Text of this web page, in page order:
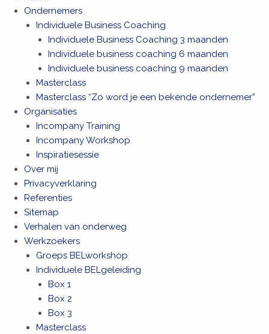
Ondernemers
Individuele Business Coaching
Individuele Business Coaching 3 maanden
Individuele business coaching 6 maanden
Individuele business coaching 9 maanden
Masterclass
Masterclass “Zo word je een bekende ondernemer”
Organisaties
Incompany Training
Incompany Workshop
Inspiratiesessie
Over mij
Privacyverklaring
Referenties
Sitemap
Verhalen van onderweg
Werkzoekers
Groeps BELworkshop
Individuele BELgeleiding
Box 1
Box 2
Box 3
Masterclass